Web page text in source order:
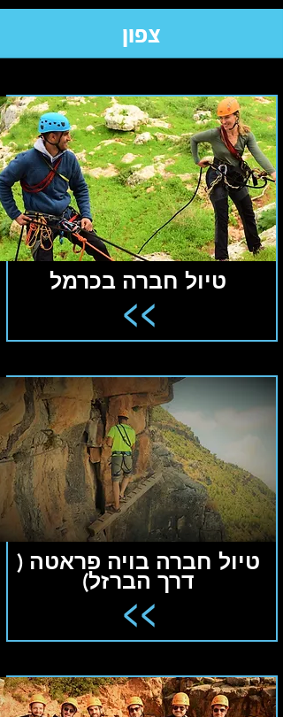
טיול חברה בכרמל
<<
טיול חברה בויה פראטה (
דרך הברזל)
<<
צפון